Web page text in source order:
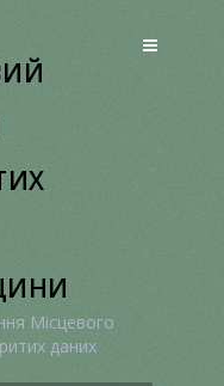
Місцевого
даних